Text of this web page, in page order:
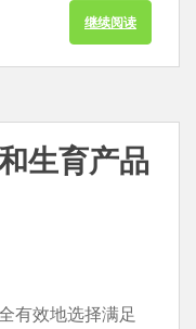
继续阅读
生育产品
有效地选择满足